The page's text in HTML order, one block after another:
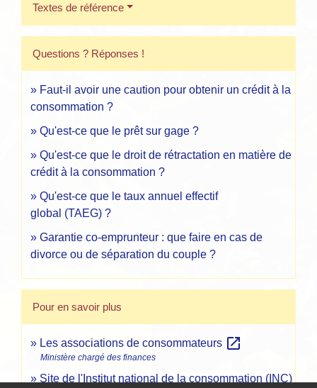
Textes de référence
Questions ? Réponses !
Faut-il avoir une caution pour obtenir un crédit à la
consommation ?
Qu'est-ce que le prêt sur gage ?
Qu'est-ce que le droit de rétractation en matière de
crédit à la consommation ?
Qu'est-ce que le taux annuel effectif
global (TAEG) ?
Garantie co-emprunteur : que faire en cas de
divorce ou de séparation du couple ?
Pour en savoir plus
Les associations de consommateurs open_in_new
Ministère chargé des finances
Site de l'Institut national de la consommation (INC)